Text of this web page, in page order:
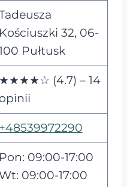
Kościuszki 32, 06-
Pułtusk
★★★★☆ (4.7) – 14
opinii
+48539972290
Pon: 09:00-17:00
Wt: 09:00-17:00